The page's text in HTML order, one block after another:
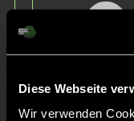
Diese Webseite
Wir verwenden